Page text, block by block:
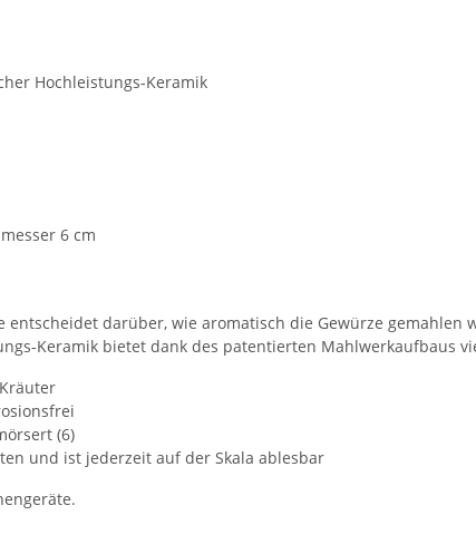
Hochleistungs-Keramik
6 cm
darüber, wie aromatisch die Gewürze gemahlen
Keramik bietet dank des patentierten Mahlwerkaufbaus
(6)
und ist jederzeit auf der Skala ablesbar